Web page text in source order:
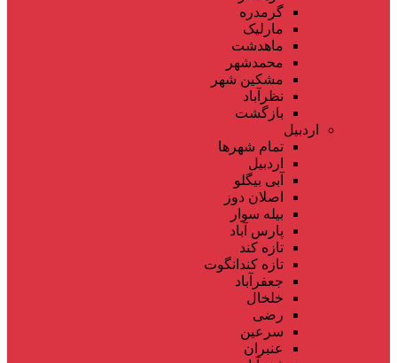
گرمدره
مارلیک
ماهدشت
محمدشهر
مشکین شهر
نظرآباد
بازگشت
اردبیل
تمام شهر‌ها
اردبیل
آبی بیگلو
اصلان دوز
بیله سوار
پارس آباد
تازه کند
تازه کندانگوت
جعفرآباد
خلخال
رضی
سرعین
عنبران